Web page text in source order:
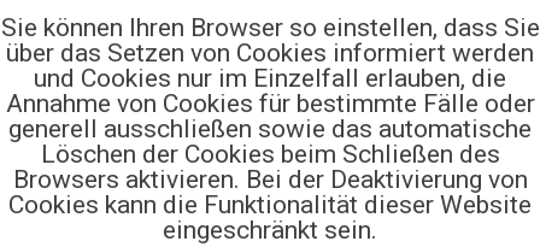
Sie können Ihren Browser so einstellen, dass Sie
über das Setzen von Cookies informiert werden
und Cookies nur im Einzelfall erlauben, die
Annahme von Cookies für bestimmte Fälle oder
generell ausschließen sowie das automatische
Löschen der Cookies beim Schließen des
Browsers aktivieren. Bei der Deaktivierung von
Cookies kann die Funktionalität dieser Website
eingeschränkt sein.